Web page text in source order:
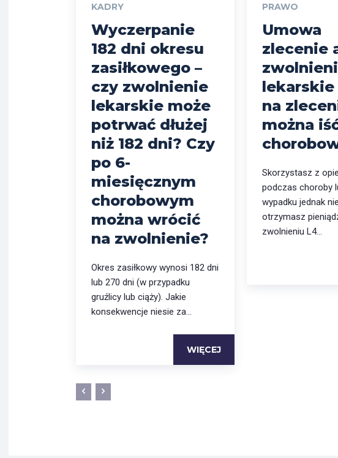
KADRY
Wyczerpanie
182 dni okresu
zasiłkowego –
czy zwolnienie
lekarskie może
potrwać dłużej
niż 182 dni? Czy
po 6-
miesięcznym
chorobowym
można wrócić
na zwolnienie?
Okres zasiłkowy wynosi 182 dni
lub 270 dni (w przypadku
gruźlicy lub ciąży). Jakie
konsekwencje niesie za...
WIĘCEJ
PRAWO
Umowa
zlecenie
lekarskie
na
można
Skorzystasz z
podczas choroby
wypadku jednak
otrzymasz
zwolnieniu L4...